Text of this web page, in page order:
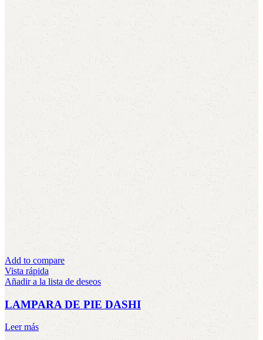
Add to compare
Vista rápida
Añadir a la lista de deseos
LAMPARA DE PIE DASHI
Leer más